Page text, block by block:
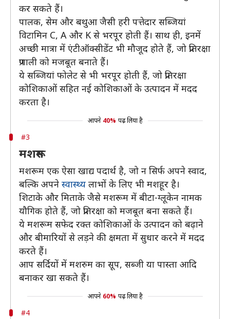
कर सकते हैं।
पालक, सेम और बथुआ जैसी हरी पत्तेदार सब्जियां
विटामिन C, A और K से भरपूर होती हैं। साथ ही, इनमें
अच्छी मात्रा में एंटीऑक्सीडेंट भी मौजूद होते हैं, जो प्रतिरक्षा
प्रणाली को मजबूत बनाते हैं।
ये सब्जियां फोलेट से भी भरपूर होती हैं, जो प्रतिरक्षा
कोशिकाओं सहित नई कोशिकाओं के उत्पादन में मदद
करता है।
आपने 40% पढ़ लिया है
#3
मशरूम
मशरूम एक ऐसा खाद्य पदार्थ है, जो न सिर्फ अपने स्वाद,
बल्कि अपने स्वास्थ्य लाभों के लिए भी मशहूर है।
शिटाके और मिताके जैसे मशरूम में बीटा-ग्लूकेन नामक
यौगिक होते हैं, जो प्रतिरक्षा को मजबूत बना सकते हैं।
ये मशरूम सफेद रक्त कोशिकाओं के उत्पादन को बढ़ाने
और बीमारियों से लड़ने की क्षमता में सुधार करने में मदद
करते हैं।
आप सर्दियों में मशरुम का सूप, सब्जी या पास्ता आदि
बनाकर खा सकते हैं।
आपने 60% पढ़ लिया है
#4